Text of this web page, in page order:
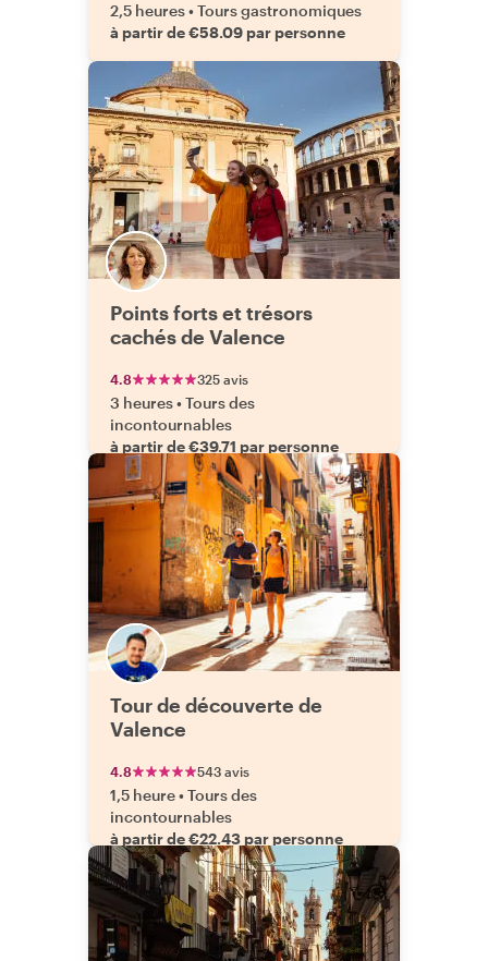
2,5 heures•Tours gastronomiques
à partir de €58.09 par personne
Points forts et trésors
cachés de Valence
4.8 325 avis
3 heures•Tours des
incontournables
à partir de €39.71 par personne
Tour de découverte de
Valence
4.8 543 avis
1,5 heure•Tours des
incontournables
à partir de €22.43 par personne